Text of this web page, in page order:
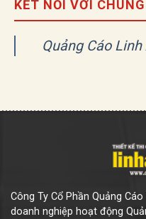
KẾT NỐI VỚI
Quảng Cáo Linh
Công Ty Cổ Phần Quảng
doanh nghiệp hoạt động